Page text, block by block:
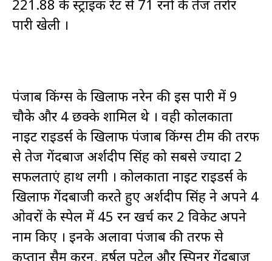
221.88 के स्ट्राइक रेट से 71 रनो के तेज तर्रार
पारी खेली ।
पंजाब किंग्स के खिलाफ नरेन की इस पारी में 9
चौके और 4 छक्के शामिल थे । वही कोलकाता
नाइट राइडर्स के खिलाफ पंजाब किंग्स टीम की तरफ
से तेज गेंदबाज अर्शदीप सिंह को सबसे ज्यादा 2
सफलताएं हाथ लगी । कोलकाता नाइट राइडर्स के
खिलाफ गेंदबाजी करते हुए अर्शदीप सिंह ने अपने 4
ओवरों के स्पेल में 45 रन खर्च कर 2 विकेट अपने
नाम किए । इनके अलावा पंजाब की तरफ से
कप्तान सैम करन, हर्षल पटेल और स्पिनर गेंदबाज